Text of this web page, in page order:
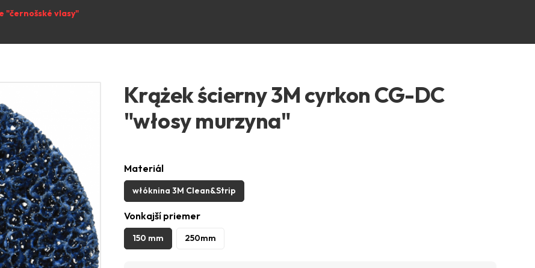
"černošské vlasy"
Krążek ścierny 3M cyrkon CG-DC
"włosy murzyna"
Materiál
włóknina 3M Clean&Strip
Vonkajší priemer
150 mm 250mm